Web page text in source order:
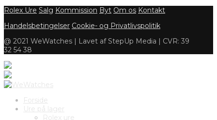
Rolex Ure Salg Kommission Byt Om os Kontakt
Handelsbetingelser Cookie- og Privatlivspolitik
@ 2021 WeWatches | Lavet af StepUp Media | CVR: 39
32 54 38
Forside
Ure på lager
Rolex ure